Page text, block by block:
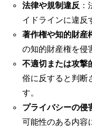
法律や規制違反
イドラインに違反
著作権や知的財産
の知的財産権を侵
不適切または攻撃
俗に反すると判断
す。
プライバシーの侵
可能性のある内容